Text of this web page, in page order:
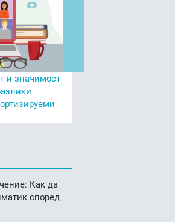
и значимост
Как да
според